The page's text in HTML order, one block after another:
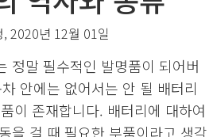
, 2020년 12월 01일
정말 필수적인 발명품이 되어버
안에는 없어서는 안 될 배터리
이 존재합니다. 배터리에 대하여
을 걸 때 필요한 부품이라고 생각